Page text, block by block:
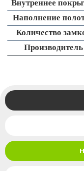
Внутреннее
Наполнение
Количество
Производитель